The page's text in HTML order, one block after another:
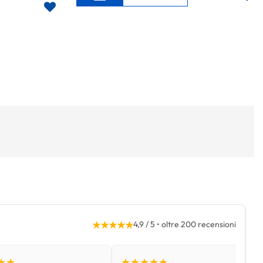
★★★★★4,9 / 5 • oltre 200 recensioni